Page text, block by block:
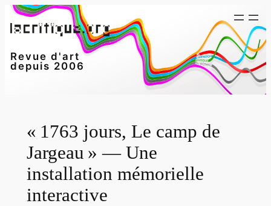
Aller
au
Revue d'art
depuis 2006
« 1763 jours, Le camp de
Jargeau » — Une
installation mémorielle
interactive